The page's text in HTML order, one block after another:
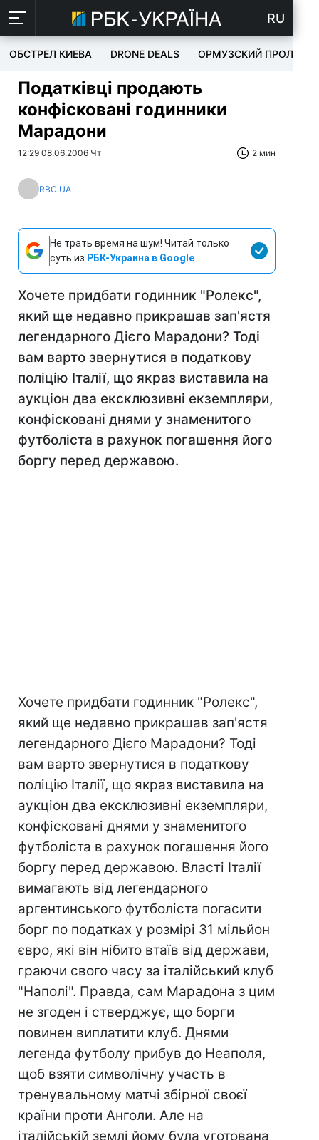
RU
ОБСТРЕЛ КИЕВА DRONE DEALS ОРМУЗСКИЙ ПРОЛИВ
Податківці продають
конфісковані годинники
Марадони
12:29 08.06.2006 Чт 2 мин
RBC.UA
Не трать время на шум! Читай только
суть из РБК-Украина в Google
Хочете придбати годинник "Ролекс",
який ще недавно прикрашав зап'ястя
легендарного Дієго Марадони? Тоді
вам варто звернутися в податкову
поліцію Італії, що якраз виставила на
аукціон два ексклюзивні екземпляри,
конфісковані днями у знаменитого
футболіста в рахунок погашення його
боргу перед державою.
Хочете придбати годинник "Ролекс",
який ще недавно прикрашав зап'ястя
легендарного Дієго Марадони? Тоді
вам варто звернутися в податкову
поліцію Італії, що якраз виставила на
аукціон два ексклюзивні екземпляри,
конфісковані днями у знаменитого
футболіста в рахунок погашення його
боргу перед державою. Власті Італії
вимагають від легендарного
аргентинського футболіста погасити
борг по податках у розмірі 31 мільйон
євро, які він нібито втаїв від держави,
граючи свого часу за італійський клуб
"Наполі". Правда, сам Марадона з цим
не згоден і стверджує, що борги
повинен виплатити клуб. Днями
легенда футболу прибув до Неаполя,
щоб взяти символічну участь в
тренувальному матчі збірної своєї
країни проти Анголи. Але на
італійській землі йому була уготована